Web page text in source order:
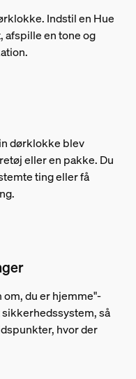
Indstil en Hue
afspille en tone og
dørklokke blev
eller en pakke. Du
ting eller få
om, du er hjemme"-
så
hvor der